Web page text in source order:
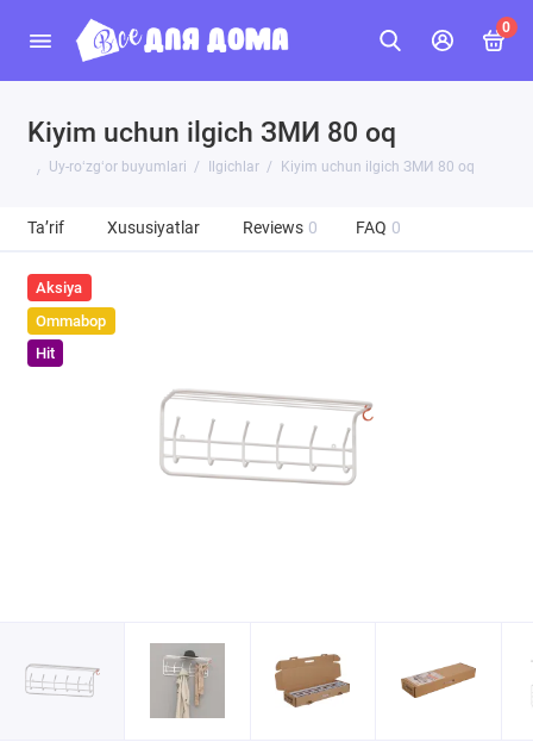
0
Kiyim uchun ilgich ЗМИ 80 oq
Uy-roʻzgʻor buyumlari Ilgichlar Kiyim uchun ilgich ЗМИ 80 oq
Ta’rif Xususiyatlar Reviews 0 FAQ 0
Aksiya
Ommabop
Hit